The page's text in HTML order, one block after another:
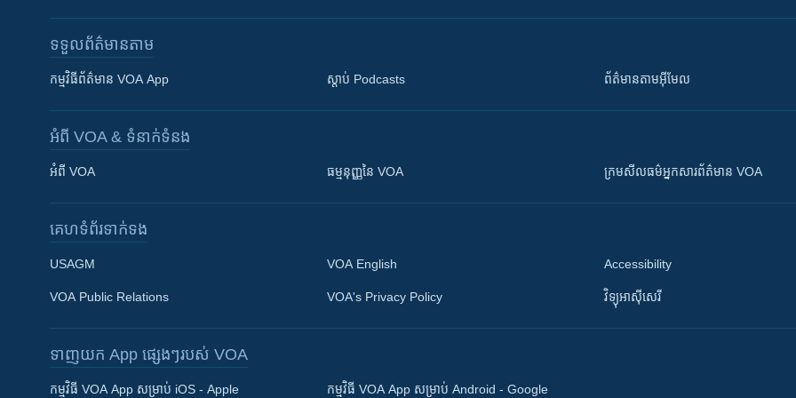
Khmer English
ទទួល​ព័ត៌មាន​តាម
កម្មវិធី​ព័ត៌មាន VOA App ស្តាប់ Podcasts ព័ត៌មាន​តាម​អ៊ីមែល
អំពី​ VOA & ទំនាក់ទំនង
អំពី​ VOA ធម្មនុញ្ញ​នៃ VOA ក្រម​​​សីលធម៌​​​អ្នក​​​សារព័ត៌មាន VOA
គេហទំព័រ​​ទាក់ទង
USAGM
VOA Public Relations
VOA English
VOA's Privacy Policy
Accessibility
វិទ្យុ​អាស៊ី​សេរី
ទាញយក​ App ផ្សេងៗ​របស់​ VOA
កម្មវិធី​ VOA App សម្រាប់ iOS - Apple កម្មវិធី​ VOA App សម្រាប់ Android - Google